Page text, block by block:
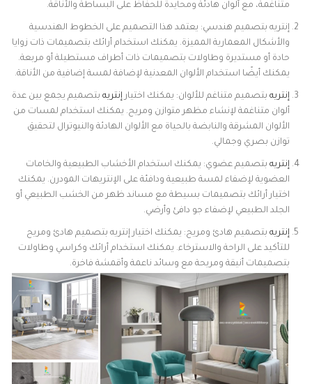
متناغمة، مع ألوان هادئة ومحايدة للحفاظ على البساطة والأناقة.
إنتريه بتصميم هندسي: يعتمد هذا التصميم على الخطوط الهندسية
والأشكال المعمارية المميزة. يمكنك استخدام أرائك بتصميمات ذات زوايا
حادة أو مستديرة وطاولات بتصميمات ذات أطراف مستطيلة أو مربعة.
يمكنك أيضًا استخدام الألوان المعدنية لإضافة لمسة إضافية من الأناقة.
إنتريه بتصميم متناغم للألوان: يمكنك اختيار إنتريه بتصميم يجمع بين عدة
ألوان متناغمة لإنشاء مظهر متوازن ومريح. يمكنك استخدام لمسات من
الألوان المشرقة والنابضة بالحياة مع الألوان الهادئة والنيوترال لتحقيق
توازن بصري وجمالي.
إنتريه بتصميم عضوي: يمكنك استخدام الأخشاب الطبيعية والخامات
العضوية لإضفاء لمسة طبيعية ودافئة على الإنتريهات المودرن. يمكنك
اختيار أرائك بتصميمات بسيطة مع مساند ظهر من الخشب الطبيعي أو
الجلد الطبيعي لإضفاء جو دافئ وأرضي.
إنتريه بتصميم هادئ ومريح: يمكنك اختيار إنتريه بتصميم هادئ ومريح
للتأكيد على الراحة والاسترخاء. يمكنك استخدام أرائك وكراسي وطاولات
بتصميمات أنيقة ومريحة مع وسائد ناعمة وأقمشة فاخرة.